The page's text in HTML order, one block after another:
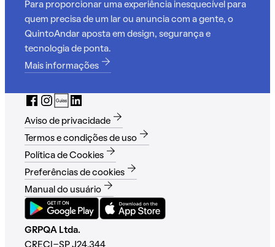
Para proporcionar uma experiência inesquecível para
quem precisa de um lar ou anuncia com a gente, o
QuintoAndar aposta em design, segurança e
tecnologia de ponta.
Mais informações
Aviso de privacidade
Termos e condições de uso
Política de Cookies
Preferências de cookies
Manual do usuário
GRPQA Ltda.